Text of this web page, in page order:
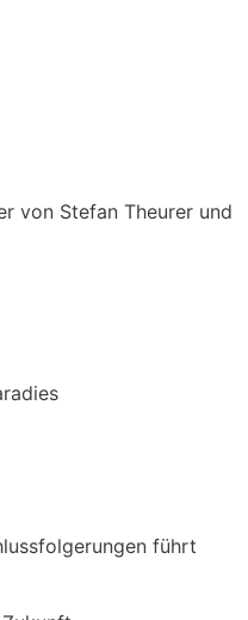
von Stefan Theurer und
führt